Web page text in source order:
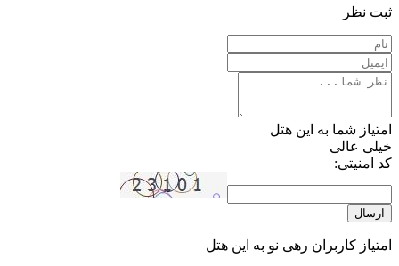
ثبت نظر
امتیاز شما به این هتل
خیلی عالی
کد امنیتی:
ارسال
امتیاز کاربران رهی نو به این هتل